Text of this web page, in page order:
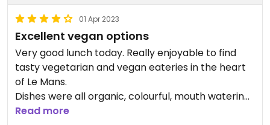
01 Apr 2023
Excellent vegan options
Very good lunch today. Really enjoyable to find
tasty vegetarian and vegan eateries in the heart
of Le Mans.
Dishes were all organic, colourful, mouth watering
and tasty.
Read more